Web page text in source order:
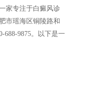
家专注于白癜风诊
市瑶海区铜陵路和
688-9875。以下是一